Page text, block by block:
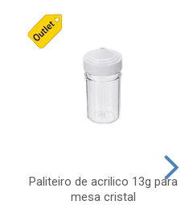
Paliteiro de acrilico 13g para
mesa cristal